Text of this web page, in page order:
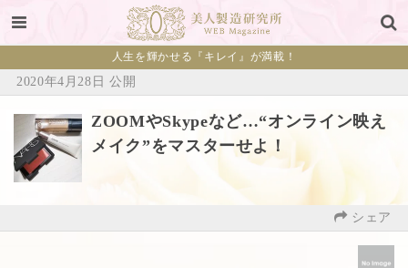
人生を輝かせる『キレイ』が満載！
2020年4月28日 公開
ZOOMやSkypeなど…“オンライン映え
メイク”をマスターせよ！
シェア